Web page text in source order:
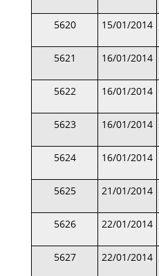
5620 15/01/2014
5621 16/01/2014
5622 16/01/2014
5623 16/01/2014
5624 16/01/2014
5625 21/01/2014
5626 22/01/2014
5627 22/01/2014